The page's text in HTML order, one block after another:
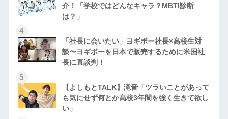
介！「学校ではどんなキャラ？MBTI診断
は？」
「社長に会いたい」ヨギボー社長×高校生対
談〜ヨギボーを日本で販売するために米国社
長に直談判！
【よしもとTALK】滝音「ツラいことがあって
も気にせず何とか高校3年間を強く生きて欲し
い」